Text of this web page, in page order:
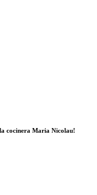
cocinera Maria Nicolau!